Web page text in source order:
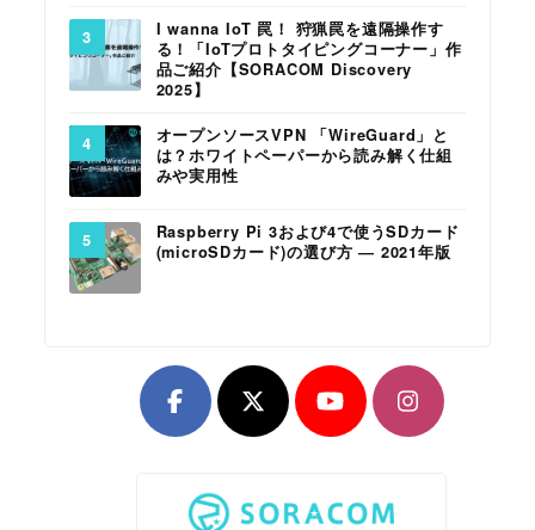
I wanna IoT 罠！ 狩猟罠を遠隔操作す
る！「IoTプロトタイピングコーナー」作
品ご紹介【SORACOM Discovery
2025】
オープンソースVPN 「WireGuard」と
は？ホワイトペーパーから読み解く仕組
みや実用性
Raspberry Pi 3および4で使うSDカード
(microSDカード)の選び方 ― 2021年版